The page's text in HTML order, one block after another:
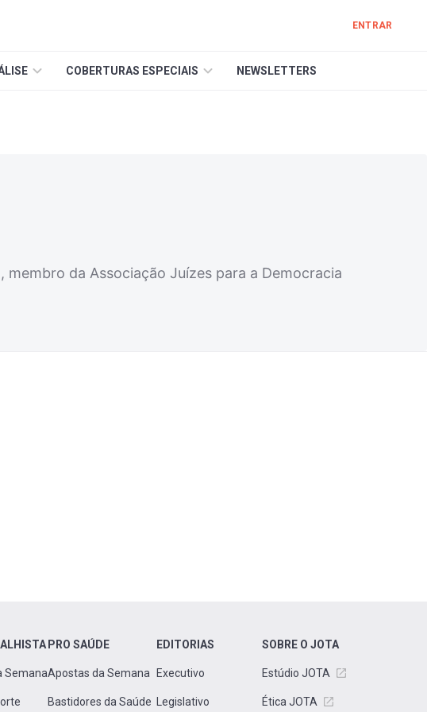
ENTRAR
COBERTURAS ESPECIAIS NEWSLETTERS
da Associação Juízes para a Democracia
Semana
PRO SAÚDE
Apostas da Semana
Bastidores da Saúde
EDITORIAS
Executivo
Legislativo
SOBRE O JOTA
Estúdio JOTA
Ética JOTA